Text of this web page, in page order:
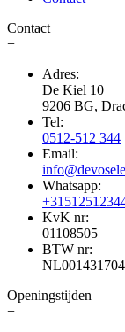
Contact
+
Adres:
De Kiel 10
9206 BG,
Tel:
0512-512 344
Email:
Whatsapp:
KvK nr:
01108505
BTW nr:
Openingstijden
+